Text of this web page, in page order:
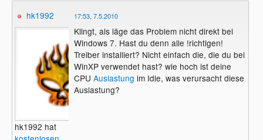
hk1992
hk1992 hat
17:53, 7.5.2010
Klingt, als läge das Problem nicht direkt bei
Windows 7. Hast du denn alle !richtigen!
Treiber installiert? Nicht einfach die, die du bei
WinXP verwendet hast? wie hoch ist deine
CPU Auslastung im Idle, was verursacht diese
Auslastung?